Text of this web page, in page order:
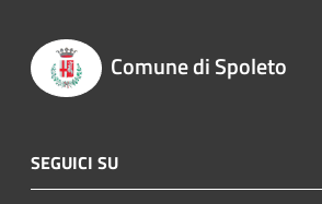
Comune di Spoleto
SEGUICI SU